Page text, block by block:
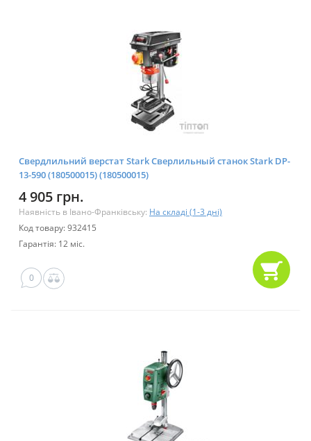
Свердлильний верстат Stark Сверлильный станок Stark DP-
13-590 (180500015) (180500015)
4 905 грн.
Наявність в Івано-Франківську: На складі (1-3 дні)
Код товару: 932415
Гарантія: 12 міс.
0